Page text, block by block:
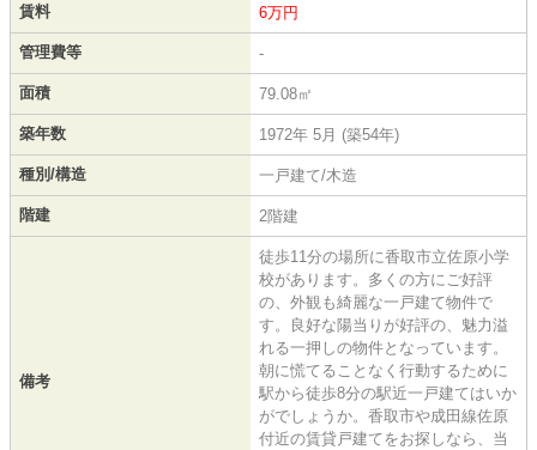
賃料 6万円
管理費等 -
面積 79.08㎡
築年数 1972年 5月 (築54年)
種別/構造 一戸建て/木造
階建 2階建
備考
徒歩11分の場所に香取市立佐原小学
校があります。多くの方にご好評
の、外観も綺麗な一戸建て物件で
す。良好な陽当りが好評の、魅力溢
れる一押しの物件となっています。
朝に慌てることなく行動するために
駅から徒歩8分の駅近一戸建てはいか
がでしょうか。香取市や成田線佐原
付近の賃貸戸建てをお探しなら、当